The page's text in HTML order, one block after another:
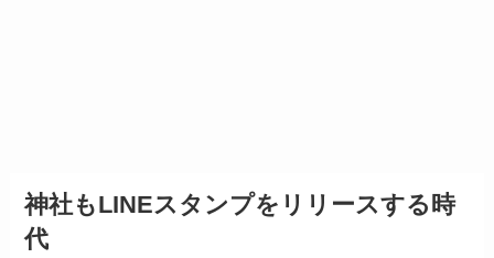
神社もLINEスタンプをリリースする時
代